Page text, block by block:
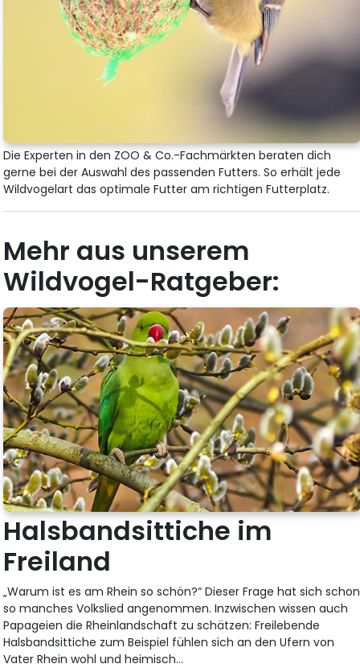
Die Experten in den ZOO & Co.-Fachmärkten beraten dich
gerne bei der Auswahl des passenden Futters. So erhält jede
Wildvogelart das optimale Futter am richtigen Futterplatz.
Mehr aus unserem
Wildvogel-Ratgeber:
Halsbandsittiche im
Freiland
„Warum ist es am Rhein so schön?“ Dieser Frage hat sich schon
so manches Volkslied angenommen. Inzwischen wissen auch
Papageien die Rheinlandschaft zu schätzen: Freilebende
Halsbandsittiche zum Beispiel fühlen sich an den Ufern von
Vater Rhein wohl und heimisch...